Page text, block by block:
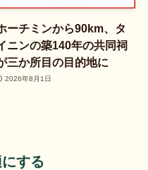
ーチミンから90km、タ
ニンの築140年の共同祠
三か所目の目的地に
2026年8月1日
する